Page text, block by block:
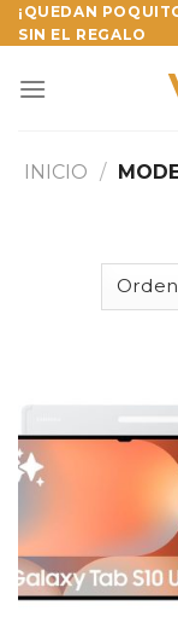
Skip
to
¡QUEDAN
SIN EL REGALO
INICIO /